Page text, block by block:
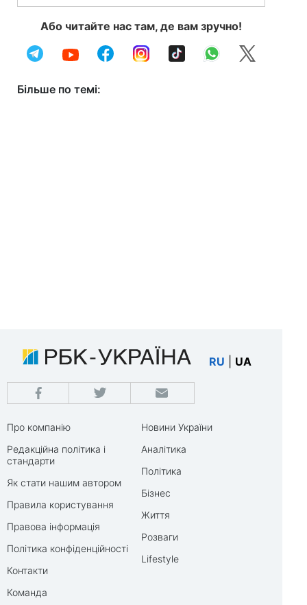
Або читайте нас там, де вам зручно!
Більше по темі:
RU UA
Про компанію
Редакційна політика і
стандарти
Як стати нашим автором
Правила користування
Правова інформація
Політика конфіденційності
Контакти
Команда
Новини України
Аналітика
Політика
Бізнес
Життя
Розваги
Lifestyle